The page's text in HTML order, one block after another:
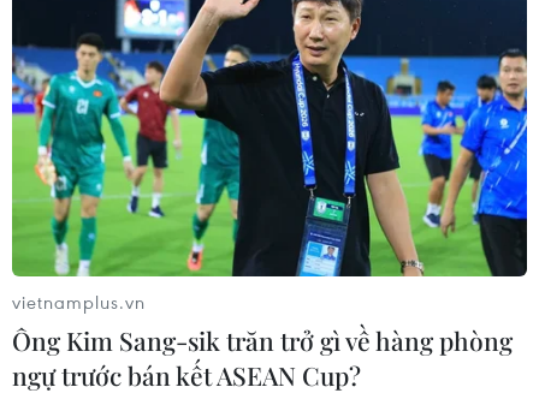
Khách tham quan được thử trực tiếp sản phẩm. (Ảnh: Nhật
Lam/Vietnam+)
vietnamplus.vn
Ông Kim Sang-sik trăn trở gì về hàng phòng
ngự trước bán kết ASEAN Cup?